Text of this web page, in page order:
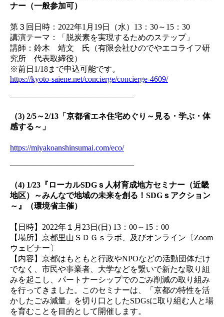
ナー（一般参加可）
第３回日時：2022年1月19日（水）13：30～15：30
講演テーマ：「脱炭素を実現するためのステップ」
講師：鈴木 靖文 氏（有限会社ひのでやエコライフ研
究所 代表取締役）
※前日1/18まで申込可能です。
https://kyoto-saiene.net/concierge/concierge-4609/
———————————————–
（3) 2/5～2/13「京都省エネ住宅めぐり～見る・学ぶ・体
感する～」
https://miyakoanshinsumai.com/eco/
———————————————–
（4) 1/23『ローカルSDGｓ人材育成地方セミナー（近畿
地区）～みんなで地域の未来を創る！SDGｓアクション
～』（環境省主催）
【日時】2022年１月23日(日) 13：00～15：00
【場所】京都里山ＳＤＧｓラボ、及びオンライン〔Zoom
ウェビナー〕
【内容】京都はもともと行政やNPOなどの活動団体だけ
でなく、市民や事業者、大学などを繋いで新たな取り組
みを起こし、パートナーシップでのごみ削減の取り組み
を行ってきました。このセミナーは、「京都の特性を活
かしたごみ減量」を切り口としたSDGsに取り組む人と場
を育むことを目的として開催します。